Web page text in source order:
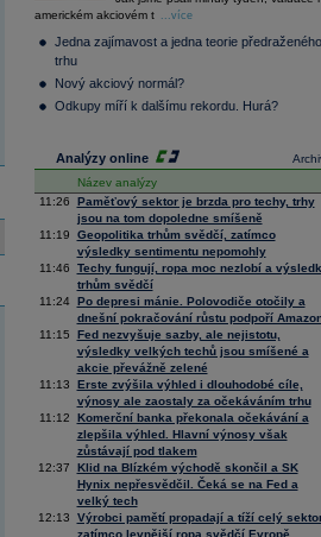
Composite
36 128,57 -0,05
Tecdax
Performance
index
4 000,99
americkém akciovém t
...více
Jedna zajímavost a jedna teorie předraženého
trhu
Nový akciový normál?
Odkupy míří k dalšímu rekordu. Hurá?
Analýzy online
Název analýzy
11:26
Paměťový sektor je brzda pro techy, trhy
jsou na tom dopoledne smíšeně
11:19
Geopolitika trhům svědčí, zatímco
výsledky sentimentu nepomohly
11:46
Techy fungují, ropa moc nezlobí a
trhům svědčí
11:24
Po depresi mánie. Polovodiče otočily a
dnešní pokračování růstu podpoří
11:15
Fed nezvyšuje sazby, ale nejistotu,
výsledky velkých techů jsou smíšené a
akcie převážně zelené
11:13
Erste zvýšila výhled i dlouhodobé cíle,
výnosy ale zaostaly za očekáváním trhu
11:12
Komerční banka překonala očekávání a
zlepšila výhled. Hlavní výnosy však
zůstávají pod tlakem
12:37
Klid na Blízkém východě skončil a SK
Hynix nepřesvědčil. Čeká se na Fed a
velký tech
12:13
Výrobci pamětí propadají a tíží celý
zatímco levnější ropa svědčí Evropě